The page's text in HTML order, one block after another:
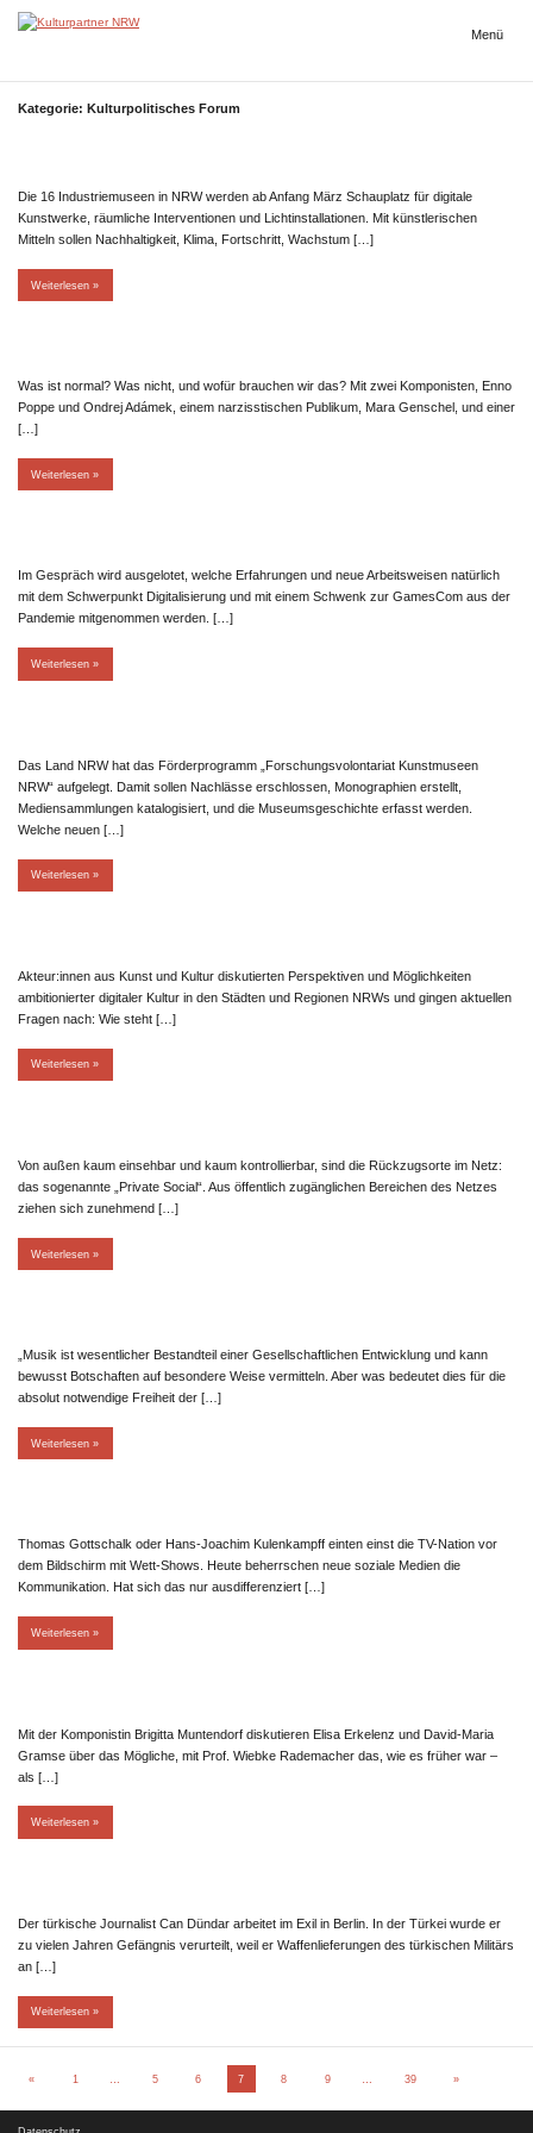
Inhalt
NRW
Menü
Kategorie: Kulturpolitisches Forum
Die 16 Industriemuseen in NRW werden ab Anfang März Schauplatz für digitale
Kunstwerke, räumliche Interventionen und Lichtinstallationen. Mit künstlerischen
Mitteln sollen Nachhaltigkeit, Klima, Fortschritt, Wachstum […]
Weiterlesen
Was ist normal? Was nicht, und wofür brauchen wir das? Mit zwei Komponisten, Enno
Poppe und Ondrej Adámek, einem narzisstischen Publikum, Mara Genschel, und einer
[…]
Weiterlesen
Im Gespräch wird ausgelotet, welche Erfahrungen und neue Arbeitsweisen natürlich
mit dem Schwerpunkt Digitalisierung und mit einem Schwenk zur GamesCom aus der
Pandemie mitgenommen werden. […]
Weiterlesen
Das Land NRW hat das Förderprogramm „Forschungsvolontariat Kunstmuseen
NRW“ aufgelegt. Damit sollen Nachlässe erschlossen, Monographien erstellt,
Mediensammlungen katalogisiert, und die Museumsgeschichte erfasst werden.
Welche neuen […]
Weiterlesen
Akteur:innen aus Kunst und Kultur diskutierten Perspektiven und Möglichkeiten
ambitionierter digitaler Kultur in den Städten und Regionen NRWs und gingen aktuellen
Fragen nach: Wie steht […]
Weiterlesen
Von außen kaum einsehbar und kaum kontrollierbar, sind die Rückzugsorte im Netz:
das sogenannte „Private Social“. Aus öffentlich zugänglichen Bereichen des Netzes
ziehen sich zunehmend […]
Weiterlesen
„Musik ist wesentlicher Bestandteil einer Gesellschaftlichen Entwicklung und kann
bewusst Botschaften auf besondere Weise vermitteln. Aber was bedeutet dies für die
absolut notwendige Freiheit der […]
Weiterlesen
Thomas Gottschalk oder Hans-Joachim Kulenkampff einten einst die TV-Nation vor
dem Bildschirm mit Wett-Shows. Heute beherrschen neue soziale Medien die
Kommunikation. Hat sich das nur ausdifferenziert […]
Weiterlesen
Mit der Komponistin Brigitta Muntendorf diskutieren Elisa Erkelenz und David-Maria
Gramse über das Mögliche, mit Prof. Wiebke Rademacher das, wie es früher war –
als […]
Weiterlesen
Der türkische Journalist Can Dündar arbeitet im Exil in Berlin. In der Türkei wurde er
zu vielen Jahren Gefängnis verurteilt, weil er Waffenlieferungen des türkischen Militärs
an […]
Weiterlesen
Beitragsnavigation
«Vorherige1 5 6 7 8 9 39
Nächste
»